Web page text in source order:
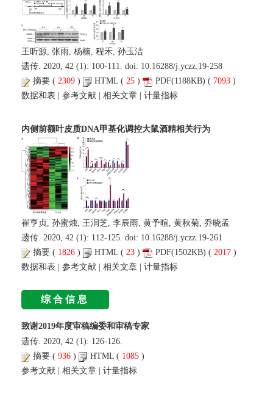
王昕源, 张雨, 杨楠, 程禾, 孙玉洁
遗传. 2020, 42 (1): 100-111. doi: 10.16288/j.yczz.19-258
摘要 ( 2309 ) HTML ( 25 ) PDF(1188KB) ( 7093 )
数据和表
参考文献 相关文章 计量指标
内侧前额叶皮质DNA甲基化调控大鼠酒精相关行为
崔亨贞, 孙蜜烛, 王润芝, 李辰雨, 黄予暄, 黄秋菊, 乔晓孟
遗传. 2020, 42 (1): 112-125. doi: 10.16288/j.yczz.19-261
摘要 ( 1826 ) HTML ( 23 ) PDF(1502KB) ( 2017 )
数据和表
参考文献 相关文章 计量指标
综合信息
致谢2019年度审稿编委和审稿专家
遗传. 2020, 42 (1): 126-126.
摘要 ( 936 ) HTML ( 1085 )
参考文献
相关文章 计量指标